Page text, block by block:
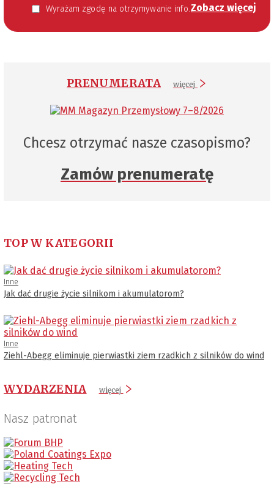
Wyrażam zgodę na otrzymywanie informacji handlowej kierowanej do mnie za pomocą środków komunikacji elektronicznej w szczególności poczty elektronicznej zgodnie z przepisem art. 10 ust 2 ustawy z dnia 18 lipca 2002 roku o świadczeniu usług drogą elektroniczną (Dz. U. 144 z 2002 r. poz. 1204). Zgoda jest dobrowolna, jednak jej wyrażenie jest konieczne, aby otrzymywać newsletter. Zobacz więcej
PRENUMERATA więcej
Chcesz otrzymać nasze czasopismo?
Zamów prenumeratę
TOP W KATEGORII
Inne
Jak dać drugie życie silnikom i akumulatorom?
Inne
Ziehl-Abegg eliminuje pierwiastki ziem rzadkich z silników do wind
WYDARZENIA więcej
Nasz patronat